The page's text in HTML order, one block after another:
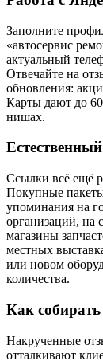
Заполните
«автосервис
актуальный
Отвечайте на
обновления:
Карты дают до
нишах.
Ссылки всё ещё
Покупные
упоминания на
организаций, на
магазины
местных
или новом
количества.
Как
Накрученные
отталкивают